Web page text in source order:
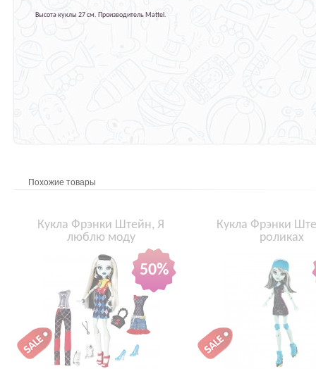
Высота куклы 27 см. Производитель Mattel.
Похожие товары
50%
Кукла Фрэнки Штейн, Я
люблю моду
Кукла Фрэнки
роликах